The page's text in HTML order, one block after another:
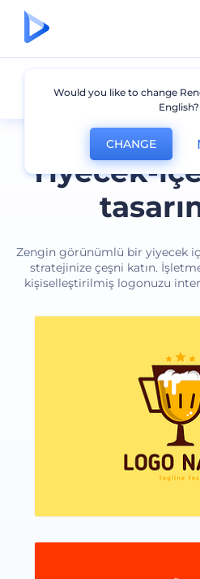
Yiyecek-
Zengin görünümlü bir yiyecek
stratejinize çeşni katın.
kişiselleştirilmiş logonuzu
Yiyecek ve İçecekler
Would you like to change
English?
CHANGE